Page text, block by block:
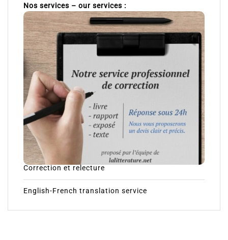
Nos services – our services :
Correction et relecture
English-French translation service